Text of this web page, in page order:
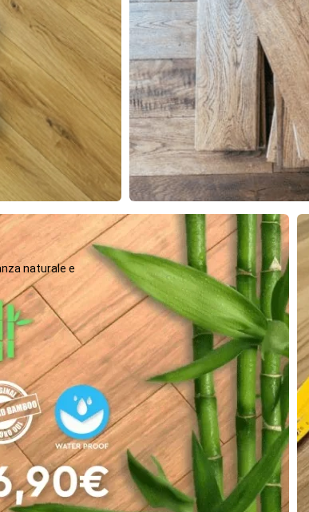
naturale e